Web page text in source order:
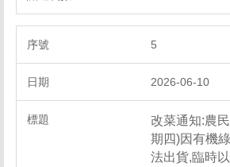
5
2026-06-10
改菜通知:農
期四)因有機
法出貨,臨時